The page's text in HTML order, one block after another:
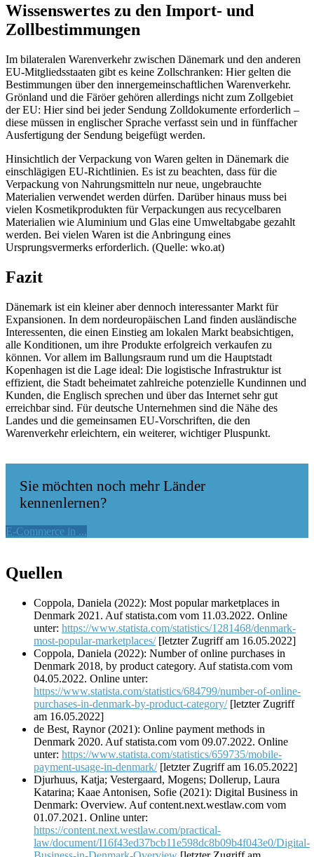
Wissenswertes zu den Import- und
Zollbestimmungen
Im bilateralen Warenverkehr zwischen Dänemark und den anderen
EU-Mitgliedsstaaten gibt es keine Zollschranken: Hier gelten die
Bestimmungen über den innergemeinschaftlichen Warenverkehr.
Grönland und die Färöer gehören allerdings nicht zum Zollgebiet
der EU: Hier sind bei jeder Sendung Zolldokumente erforderlich –
diese müssen in englischer Sprache verfasst sein und in fünffacher
Ausfertigung der Sendung beigefügt werden.
Hinsichtlich der Verpackung von Waren gelten in Dänemark die
einschlägigen EU-Richtlinien. Es ist zu beachten, dass für die
Verpackung von Nahrungsmitteln nur neue, ungebrauchte
Materialien verwendet werden dürfen. Darüber hinaus muss bei
vielen Kosmetikprodukten für Verpackungen aus recycelbaren
Materialien wie Aluminium und Glas eine Umweltabgabe gezahlt
werden. Bei vielen Waren ist die Anbringung eines
Ursprungsvermerks erforderlich. (Quelle: wko.at)
Fazit
Dänemark ist ein kleiner aber dennoch interessanter Markt für
Expansionen. In dem nordeuropäischen Land finden ausländische
Interessenten, die einen Einstieg am lokalen Markt beabsichtigen,
alle Konditionen, um ihre Produkte erfolgreich verkaufen zu
können. Vor allem im Ballungsraum rund um die Hauptstadt
Kopenhagen ist die Lage ideal: Die logistische Infrastruktur ist
effizient, die Stadt beheimatet zahlreiche potenzielle Kundinnen und
Kunden, die Englisch sprechen und über das Internet sehr gut
erreichbar sind. Für deutsche Unternehmen sind die Nähe des
Landes und die gemeinsamen EU-Vorschriften, die den
Warenverkehr erleichtern, ein weiterer, wichtiger Pluspunkt.
Sie möchten noch mehr Länder
kennenlernen?
E-Commerce in ...
Quellen
Coppola, Daniela (2022): Most popular marketplaces in
Denmark 2021. Auf statista.com vom 11.03.2022. Online
unter: https://www.statista.com/statistics/1281468/denmark-
most-popular-marketplaces/[letzter Zugriff am 16.05.2022]
Coppola, Daniela (2022): Number of online purchases in
Denmark 2018, by product category. Auf statista.com vom
04.05.2022. Online unter:
https://www.statista.com/statistics/684799/number-of-online-
purchases-in-denmark-by-product-category/[letzter Zugriff
am 16.05.2022]
de Best, Raynor (2021): Online payment methods in
Denmark 2020. Auf statista.com vom 09.07.2022. Online
unter: https://www.statista.com/statistics/659735/mobile-
payment-usage-in-denmark/[letzter Zugriff am 16.05.2022]
Djurhuus, Katja; Vestergaard, Mogens; Dollerup, Laura
Katarina; Kaae Antonisen, Sofie (2021): Digital Business in
Denmark: Overview. Auf content.next.westlaw.com vom
01.07.2021. Online unter:
https://content.next.westlaw.com/practical-
law/document/I16f43ed37bcb11e598dc8b09b4f043e0/Digital-